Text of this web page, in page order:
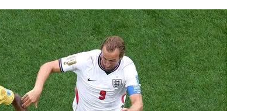
የቤኒን የዲጂታል ትራንስፎርሜሽን እና ኢኖቬሽን
ሚኒስትር ማሁና አክፕሎጋን የኢፌዴሪ መሶብ
አገልግሎትን ጎበኙ
August 5, 2026
ተቃውሞ የበዛበት የፊፋ አዲሱ እቅድ
July 30, 2026
አዲስ ሚዲያ ኔትዎርክ በይዘት ስራዎቹ የሀሰት
ትርክትን በማረም እና የወል ትርክትን በመገንባት
ሃላፊነቱን እየተወጣ ይገኛል
AmnAdmin October 17, 2025